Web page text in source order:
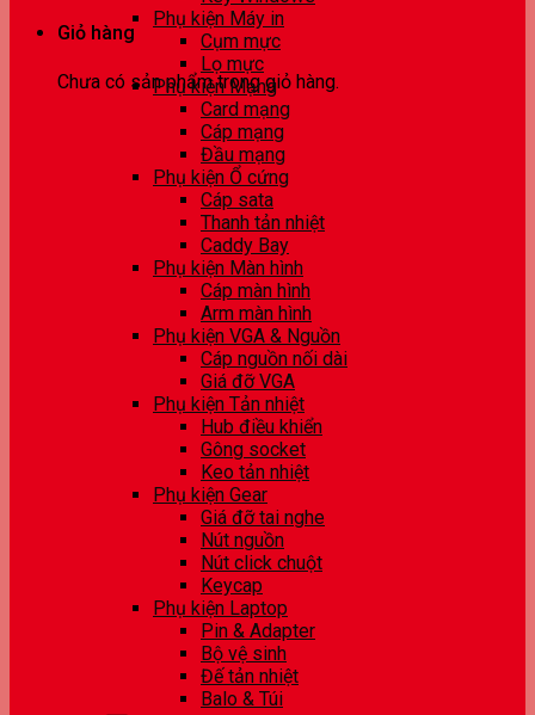
Giỏ hàng
Chưa có sản phẩm trong giỏ hàng.
Phụ kiện Máy in
Cụm mực
Lọ mực
Phụ kiện Mạng
Card mạng
Cáp mạng
Đầu mạng
Phụ kiện Ổ cứng
Cáp sata
Thanh tản nhiệt
Caddy Bay
Phụ kiện Màn hình
Cáp màn hình
Arm màn hình
Phụ kiện VGA & Nguồn
Cáp nguồn nối dài
Giá đỡ VGA
Phụ kiện Tản nhiệt
Hub điều khiển
Gông socket
Keo tản nhiệt
Phụ kiện Gear
Giá đỡ tai nghe
Nút nguồn
Nút click chuột
Keycap
Phụ kiện Laptop
Pin & Adapter
Bộ vệ sinh
Đế tản nhiệt
Balo & Túi